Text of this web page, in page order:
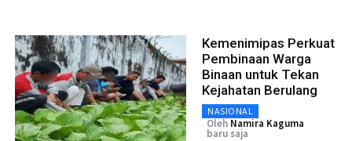
Kemenimipas Perkuat
Pembinaan Warga
Binaan untuk Tekan
Kejahatan Berulang
NASIONAL
Oleh Namira Kaguma
baru saja